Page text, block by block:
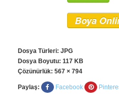
Boya
Dosya Türleri: JPG
Dosya Boyutu: 117 KB
Çözünürlük: 567 × 794
Paylaş: Facebook